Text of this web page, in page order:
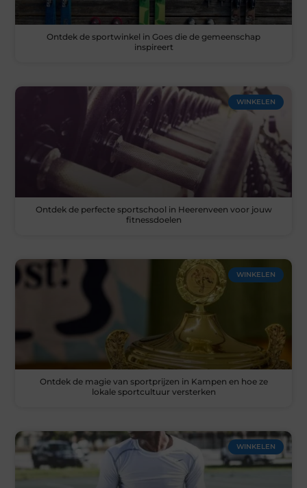
Ontdek de sportwinkel in Goes die de gemeenschap
inspireert
WINKELEN
Ontdek de perfecte sportschool in Heerenveen voor jouw
fitnessdoelen
WINKELEN
Ontdek de magie van sportprijzen in Kampen en hoe ze
lokale sportcultuur versterken
WINKELEN